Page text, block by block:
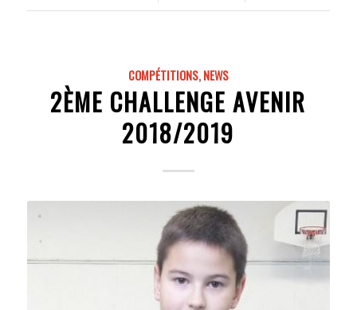
COMPÉTITIONS,NEWS
2ÈME CHALLENGE AVENIR
2018/2019